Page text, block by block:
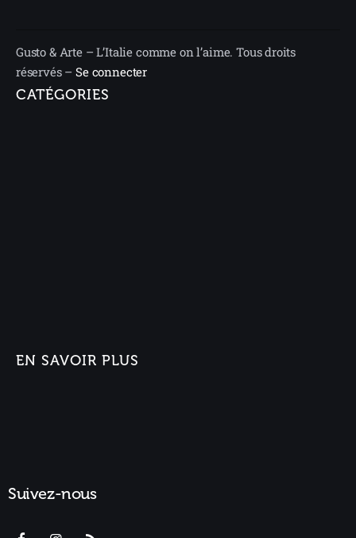
Gusto & Arte – L’Italie comme on l’aime. Tous droits
réservés –Se connecter
CATÉGORIES
EN SAVOIR PLUS
Suivez-nous